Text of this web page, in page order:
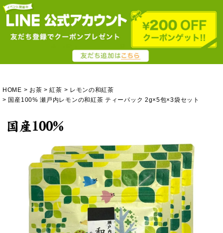
HOME お茶 紅茶
レモンの和紅茶
国産100% 瀬戸内レモンの和紅茶 ティーパック 2g×5包×3袋セット